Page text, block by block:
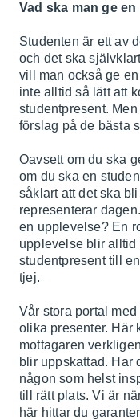
Vad ska man ge
Studenten är ett av
och det ska
vill man också ge
inte alltid så lätt att
studentpresent.
förslag på de bästa
Oavsett om du ska
om du ska en
såklart att det ska
representerar
en upplevelse? En
upplevelse blir alltid
studentpresent till
tjej.
Vår stora portal
olika presenter. Här
mottagaren
blir uppskattad. Har
någon som helst
till rätt plats. Vi är
här hittar du